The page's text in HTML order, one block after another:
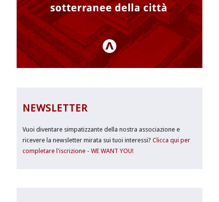
NEWSLETTER
Vuoi diventare simpatizzante della nostra associazione e
ricevere la newsletter mirata sui tuoi interessi?Clicca qui per
completare l'iscrizione - WE WANT YOU!